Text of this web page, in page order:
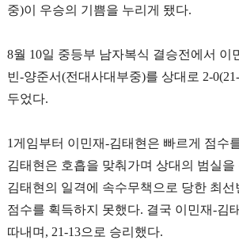
중)이 우승의 기쁨을 누리게 됐다.
8월 10일 중등부 남자복식 결승전에서 이
빈-양준서(전대사대부중)를 상대로 2-
두었다.
1 게임부터 이민재-김태현은 빠르게 점수
김태현은 호흡을 맞춰가며 상대의 범실을
김태현의 일격에 속수무책으로 당한 최선
점수를 획득하지 못했다. 결국 이민재-김
따내며 , 21-13으로 승리했다.